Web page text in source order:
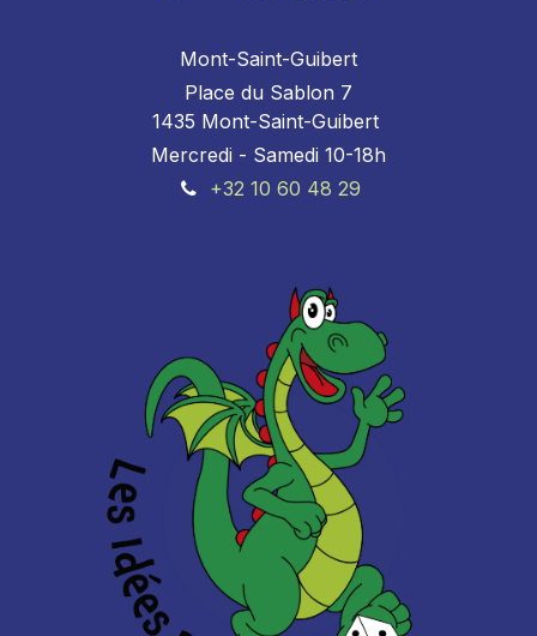
Mont-Saint-Guibert
Place du Sablon 7
1435 Mont-Saint-Guibert
Mercredi - Samedi 10-18h
+32 10 60 48 29